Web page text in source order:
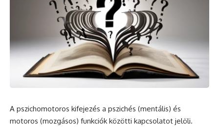
A pszichomotoros kifejezés a pszichés (mentális) és
motoros (mozgásos) funkciók közötti kapcsolatot jelöli.